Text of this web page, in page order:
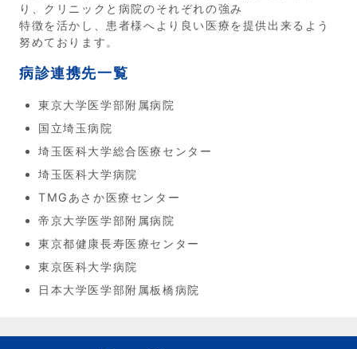
り、クリニックと病院のそれぞれの強み
特徴を活かし、患者様へより良い医療を提供出来るよう
努めております。
病診連携先一覧
東京大学医学部附属病院
国立埼玉病院
埼玉医科大学総合医療センター
埼玉医科大学病院
TMGあさか医療センター
帝京大学医学部附属病院
東京都健康長寿医療センター
東京医科大学病院
日本大学医学部附属板橋病院